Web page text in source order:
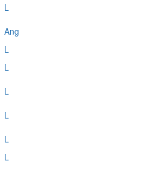
L
Ang
L
L
L
L
L
L